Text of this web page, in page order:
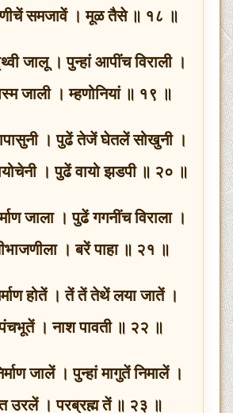
समजावें । मूळ तैसे ॥ १८ ॥
जालू । पुन्हां आपींच विराली ।
जाली । म्हणोनियां ॥ १९ ॥
। पुढें तेजें घेतलें सोखुनी ।
। पुढें वायो झडपी ॥ २० ॥
जाला । पुढें गगनींच विराला ।
। बरें पाहा ॥ २१ ॥
होतें । तें तें तेथें लया जातें ।
। नाश पावती ॥ २२ ॥
जालें । पुन्हां मागुतें निमालें ।
उरलें । परब्रह्म तें ॥ २३ ॥